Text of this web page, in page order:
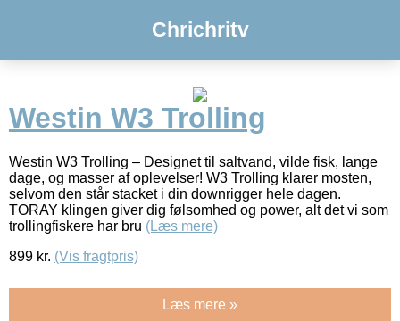
Chrichritv
Westin W3 Trolling
Westin W3 Trolling – Designet til saltvand, vilde fisk, lange
dage, og masser af oplevelser! W3 Trolling klarer mosten,
selvom den står stacket i din downrigger hele dagen.
TORAY klingen giver dig følsomhed og power, alt det vi som
trollingfiskere har bru (Læs mere)
899 kr. (Vis fragtpris)
Læs mere »